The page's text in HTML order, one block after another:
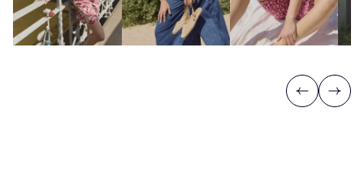
Previous
Next